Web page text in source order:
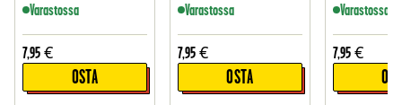
Varastossa
7,95 €
OSTA
Varastossa
7,95 €
OSTA
Varastossa
7,95 €